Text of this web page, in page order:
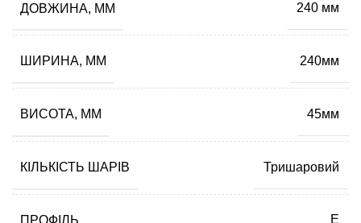
ДОВЖИНА, ММ 240 мм
ШИРИНА, ММ 240мм
ВИСОТА, ММ 45мм
КІЛЬКІСТЬ ШАРІВ Тришаровий
ПРОФІЛЬ Е